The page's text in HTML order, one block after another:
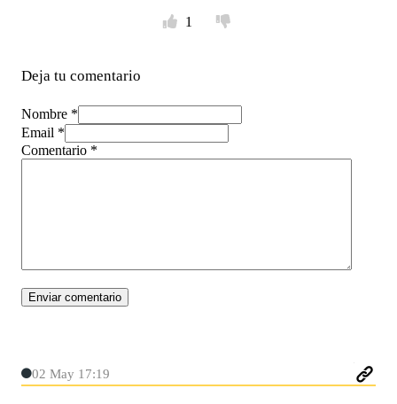
1
Deja tu comentario
Nombre *
Email *
Comentario *
02 May 17:19